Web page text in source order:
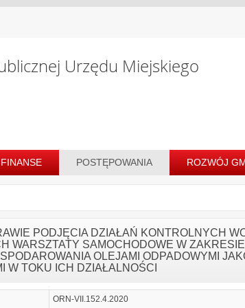
Urzędu Miejskiego
FINANSE POSTĘPOWANIA ROZWÓJ
PODJĘCIA DZIAŁAŃ KONTROLNYCH
WARSZTATY SAMOCHODOWE W
OLEJAMI ODPADOWYMI
W TOKU ICH DZIAŁALNOŚCI
ORN-VII.152.4.2020